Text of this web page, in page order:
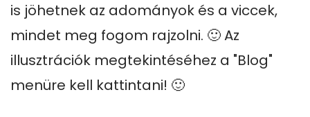
is jöhetnek az adományok és a viccek,
mindet meg fogom rajzolni. 🙂 Az
illusztrációk megtekintéséhez a "Blog"
menüre kell kattintani! 🙂